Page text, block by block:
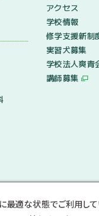
アクセス
学校情報
修学支援新制
実習犬募集
学校法人爽青
講師募集
最適な状態でご利用し